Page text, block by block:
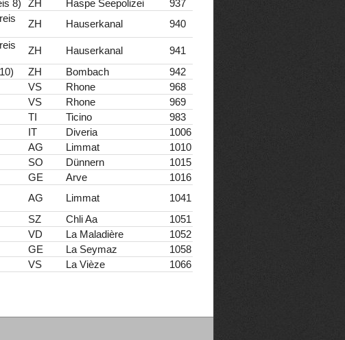
8) ZH Haspe Seepolizei
937
ZH Hauserkanal 940
ZH Hauserkanal
941
ZH Bombach
942
VS Rhone
968
VS Rhone
969
TI Ticino
983
IT Diveria
1006
AG Limmat
1010
SO Dünnern
1015
GE Arve
1016
AG Limmat
1041
SZ Chli Aa
1051
VD La Maladière
1052
GE La Seymaz
1058
VS La Vièze 1066